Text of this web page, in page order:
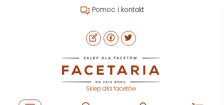
Pomoc i kontakt
Sklep dla facetów